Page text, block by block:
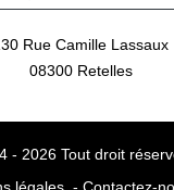
Rue Camille Lassaux
08300 Retelles
- 2026 Tout droit
légales - Contactez-